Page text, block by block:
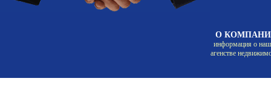
О
информация о
агенстве